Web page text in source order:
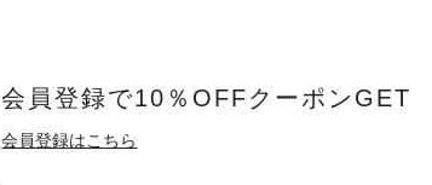
会員登録で10％OFFクーポンGET
会員登録はこちら